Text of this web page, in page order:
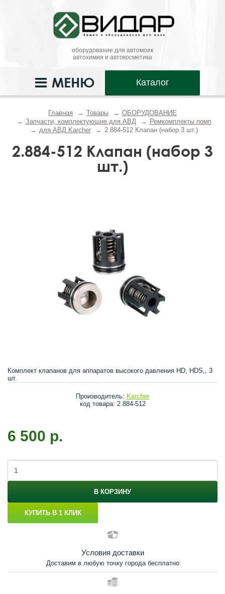
оборудование для автомоек
автохимия и автокосметика
Каталог
МЕНЮ
Главная Товары
ОБОРУДОВАНИЕ
Запчасти, комплектующие для АВД
Ремкомплекты помп
для АВД Karcher
2.884-512 Клапан (набор 3 шт.)
2.884-512 Клапан (набор 3
шт.)
Комплект клапанов для аппаратов высокого давления HD, HDS,, 3
шт.
Производитель: Karcher
код товара: 2.884-512
6 500 р.
В КОРЗИНУ
КУПИТЬ В 1 КЛИК
Условия доставки
Доставим в любую точку города бесплатно